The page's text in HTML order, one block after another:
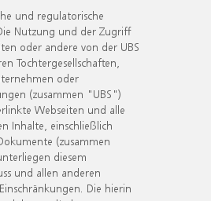
und regulatorische
Nutzung und der Zugriff
oder andere von der UBS
Tochtergesellschaften,
oder
(zusammen "UBS")
Webseiten und alle
Inhalte, einschließlich
(zusammen
diesem
und allen anderen
Die hierin